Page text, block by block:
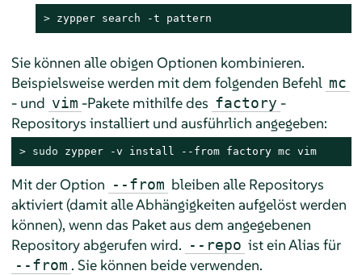
> zypper search -t pattern
Sie können alle obigen Optionen kombinieren.
Beispielsweise werden mit dem folgenden Befehl mc
- und vim -Pakete mithilfe des factory -
Repositorys installiert und ausführlich angegeben:
> sudo zypper -v install --from factory mc vim
Mit der Option --from bleiben alle Repositorys
aktiviert (damit alle Abhängigkeiten aufgelöst werden
können), wenn das Paket aus dem angegebenen
Repository abgerufen wird. --repo ist ein Alias für
--from . Sie können beide verwenden.